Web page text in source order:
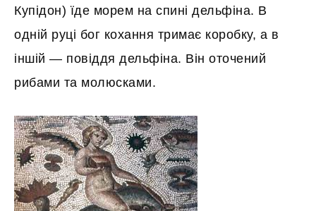
Купідон) їде морем на спині дельфіна. В
одній руці бог кохання тримає коробку, а в
іншій — повіддя дельфіна. Він оточений
рибами та молюсками.